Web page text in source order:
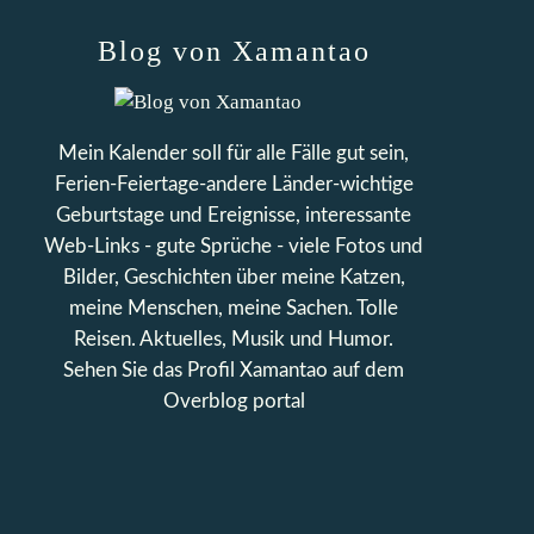
Blog von Xamantao
Mein Kalender soll für alle Fälle gut sein,
Ferien-Feiertage-andere Länder-wichtige
Geburtstage und Ereignisse, interessante
Web-Links - gute Sprüche - viele Fotos und
Bilder, Geschichten über meine Katzen,
meine Menschen, meine Sachen. Tolle
Reisen. Aktuelles, Musik und Humor.
Sehen Sie das Profil Xamantao auf dem
Overblog portal